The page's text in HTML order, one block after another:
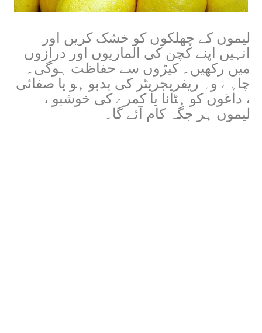
لیموں کے چھلکوں کو خشک کریں اور
انہیں اپنے کچن کی الماریوں اور درازوں
میں رکھیں۔ کیڑوں سے حفاظت ہوگی۔
چاہے وہ ریفریجریٹر کی بدبو ہو یا صفائی
، داغوں کو ہٹانا یا کمرے کی خوشبو ،
لیموں ہر جگہ کام آئے گا۔